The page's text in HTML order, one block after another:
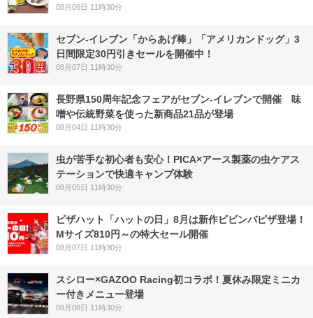
08月06日 11時30分
セブン‐イレブン「からあげ棒」「アメリカンドッグ」3
日間限定30円引きセールを開催中！
08月07日 11時30分
長野県150周年記念フェアがセブン-イレブンで開催 味
噌や伝統野菜を使った新商品21品が登場
08月04日 11時30分
虫が苦手な初心者も安心！PICA×アース製薬の虫ケアス
テーションで快適キャンプ体験
08月05日 11時30分
ピザハット「ハットの日」8月は新作ビビンバピザ登場！
Mサイズ810円～の特大セール開催
08月07日 11時30分
スシロー×GAZOO Racing初コラボ！夏休み限定ミニカ
ー付きメニュー登場
08月08日 11時30分